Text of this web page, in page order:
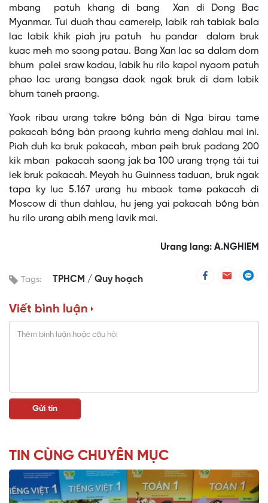
mbang patuh khang di bang Xan di Dong Bac
Myanmar. Tui duah thau camereip, labik rah tabiak bala
lac labik khik piah jru patuh hu pandar dalam bruk
kuac meh mo saong patau. Bang Xan lac sa dalam dom
bhum palei sraw kadau, labik hu rilo kapol nyaom patuh
phao lac urang bangsa daok ngak bruk di dom labik
bhum taneh praong.
Yaok ribau urang takre bóng bàn di Nga birau tame
pakacah bóng bàn praong kuhria meng dahlau mai ini.
Piah duh ka bruk pakacah, mban peih bruk padang 200
kik mban pakacah saong jak ba 100 urang trọng tài tui
iek bruk pakacah. Meyah hu Guinness taduan, bruk ngak
tapa ky luc 5.167 urang hu mbaok tame pakacah di
Moscow di thun dahlau, hu jeng yai pakacah bóng bàn
hu rilo urang abih meng lavik mai.
Urang lang: A.NGHIEM
Tags: TPHCM Quy hoạch
Viết bình luận
TIN CÙNG CHUYÊN MỤC